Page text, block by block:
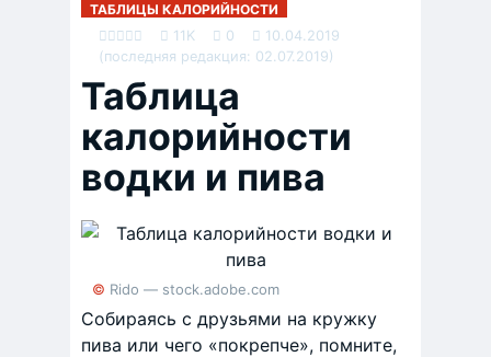
ТАБЛИЦЫ КАЛОРИЙНОСТИ
11K
0
10.04.2019
(последняя редакция: 02.07.2019)
Таблица
калорийности
водки и пива
© Rido — stock.adobe.com
Собираясь с друзьями на кружку
пива или чего «покрепче», помните,